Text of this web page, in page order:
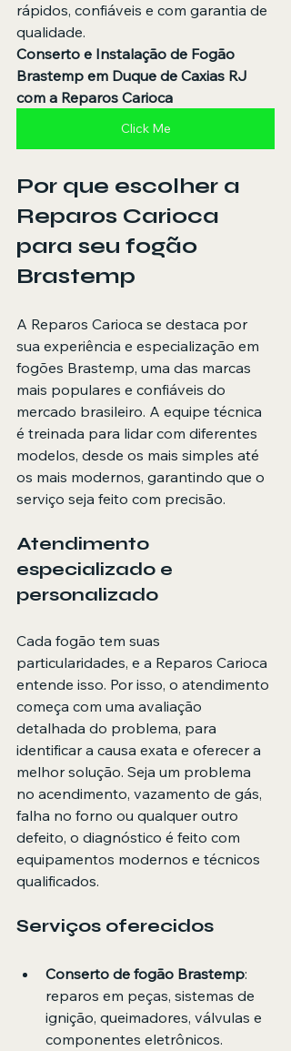
rápidos, confiáveis e com garantia de
qualidade.
Conserto e Instalação de Fogão
Brastemp em Duque de Caxias RJ
com a Reparos Carioca
Click Me
Por que escolher a
Reparos Carioca
para seu fogão
Brastemp
A Reparos Carioca se destaca por
sua experiência e especialização em
fogões Brastemp, uma das marcas
mais populares e confiáveis do
mercado brasileiro. A equipe técnica
é treinada para lidar com diferentes
modelos, desde os mais simples até
os mais modernos, garantindo que o
serviço seja feito com precisão.
Atendimento
especializado e
personalizado
Cada fogão tem suas
particularidades, e a Reparos Carioca
entende isso. Por isso, o atendimento
começa com uma avaliação
detalhada do problema, para
identificar a causa exata e oferecer a
melhor solução. Seja um problema
no acendimento, vazamento de gás,
falha no forno ou qualquer outro
defeito, o diagnóstico é feito com
equipamentos modernos e técnicos
qualificados.
Serviços oferecidos
Conserto de fogão Brastemp:
reparos em peças, sistemas de
ignição, queimadores, válvulas e
componentes eletrônicos.